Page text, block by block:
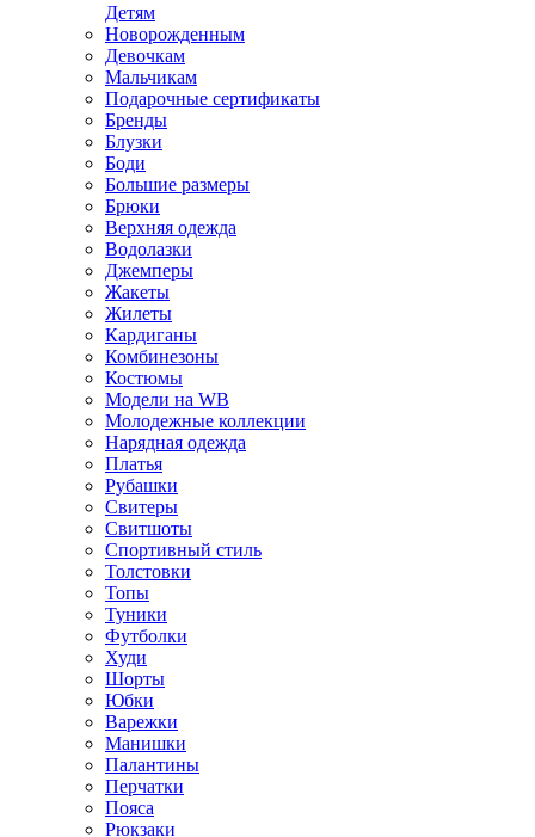
Детям
Новорожденным
Девочкам
Мальчикам
Подарочные сертификаты
Бренды
Блузки
Боди
Большие размеры
Брюки
Верхняя одежда
Водолазки
Джемперы
Жакеты
Жилеты
Кардиганы
Комбинезоны
Костюмы
Модели на WB
Молодежные коллекции
Нарядная одежда
Платья
Рубашки
Свитеры
Свитшоты
Спортивный стиль
Толстовки
Топы
Туники
Футболки
Худи
Шорты
Юбки
Варежки
Манишки
Палантины
Перчатки
Пояса
Рюкзаки